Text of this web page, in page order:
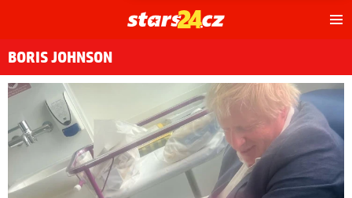
BORIS JOHNSON